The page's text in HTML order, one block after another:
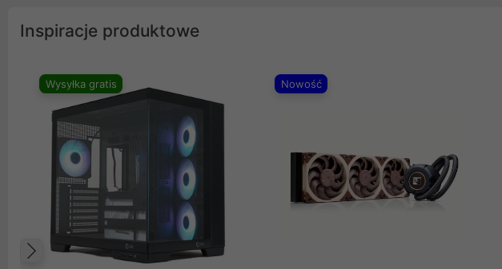
Inspiracje produktowe
Wysyłka gratis Nowość